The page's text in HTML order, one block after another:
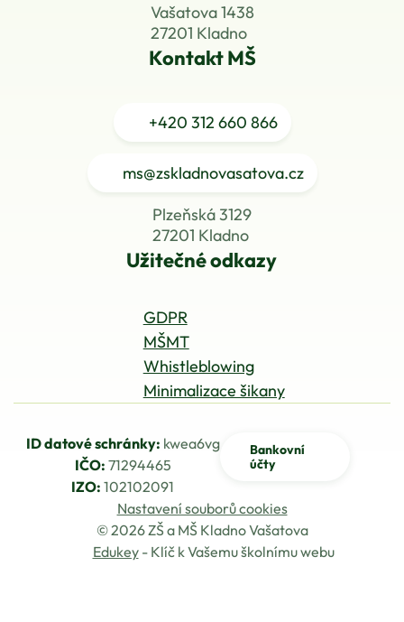
Vašatova 1438
27201 Kladno
Kontakt MŠ
+420 312 660 866
ms@zskladnovasatova.cz
Plzeňská 3129
27201 Kladno
Užitečné odkazy
GDPR
MŠMT
Whistleblowing
Minimalizace šikany
ID datové schránky: kwea6vg
IČO: 71294465
IZO:102102091
Bankovní
účty
Nastavení souborů cookies
© 2026 ZŠ a MŠ Kladno Vašatova
Edukey- Klíč k Vašemu školnímu webu